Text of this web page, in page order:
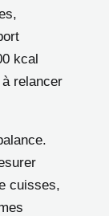
kcal
relancer
cuisses,